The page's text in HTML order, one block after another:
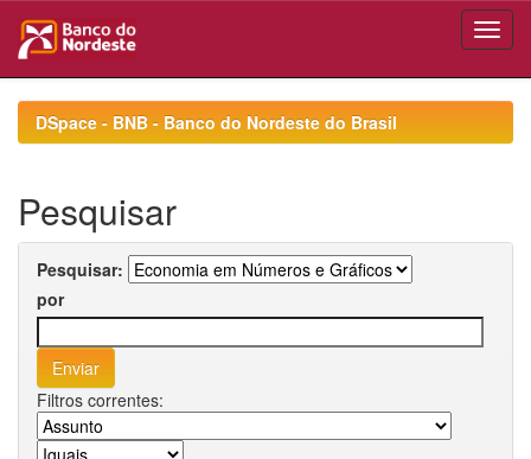
navigationDSpace - BNB - Banco do Nordeste do Brasil
Pesquisar
Pesquisar:
por
Filtros correntes: